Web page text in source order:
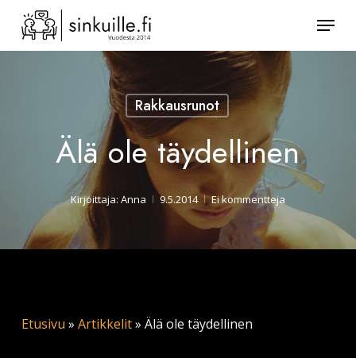
Skip
main
Rakkausrunot
Älä ole täydellinen
Kirjoittaja: Anna 9.5.2014 Ei kommentteja
Etusivu » Artikkelit» Älä ole täydellinen
Sulje